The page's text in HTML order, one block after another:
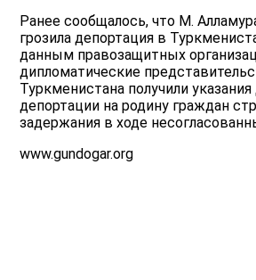
Ранее сообщалось, что М.
грозила депортация в
данным правозащитных
дипломатические
Туркменистана получили
депортации на родину граждан
задержания в ходе
www.gundogar.org